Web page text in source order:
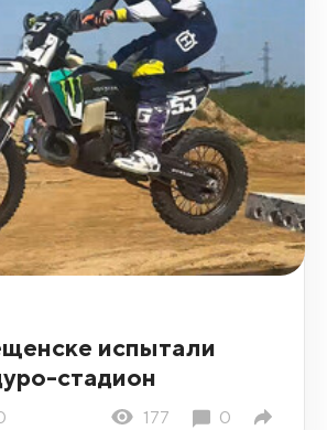
испытали
стадион
177 0